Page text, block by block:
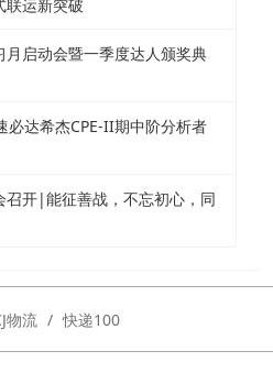
联运新突破
启动会暨一季度达人颁奖典
达希杰CPE-II期中阶分析者
召开|能征善战，不忘初心，同
物流 快递100